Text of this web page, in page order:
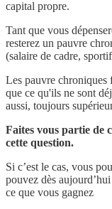
capital propre.
Tant que vous
resterez un pauvre
(salaire de cadre,
Les pauvre chroniques
que ce qu'ils ne sont
aussi, toujours
Faites vous partie de
cette question.
Si c’est le cas, vous
pouvez dès
ce que vous gagnez